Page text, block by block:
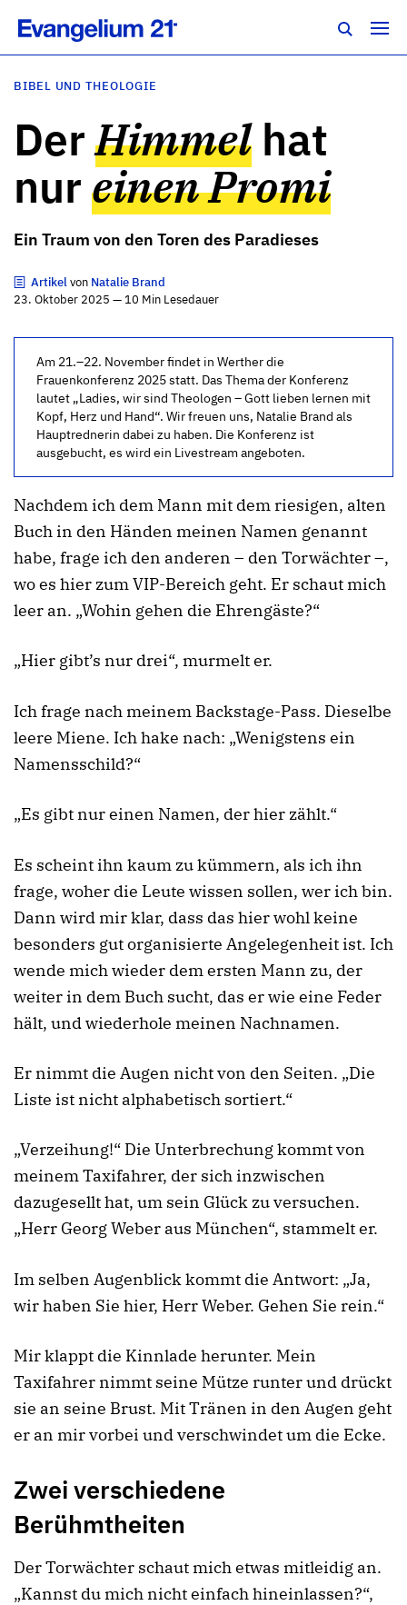
BIBEL UND THEOLOGIE
DerHimmelhat
nureinen Promi
Ein Traum von den Toren des Paradieses
Artikelvon Natalie Brand
23. Oktober 2025 — 10 Min Lesedauer
Am 21.–22. November findet in Werther die
Frauenkonferenz 2025 statt. Das Thema der Konferenz
lautet „Ladies, wir sind Theologen – Gott lieben lernen mit
Kopf, Herz und Hand“. Wir freuen uns, Natalie Brand als
Hauptrednerin dabei zu haben. Die Konferenz ist
ausgebucht, es wird ein Livestream angeboten.
Nachdem ich dem Mann mit dem riesigen, alten
Buch in den Händen meinen Namen genannt
habe, frage ich den anderen – den Torwächter –,
wo es hier zum VIP-Bereich geht. Er schaut mich
leer an. „Wohin gehen die Ehrengäste?“
„Hier gibt’s nur drei“, murmelt er.
Ich frage nach meinem Backstage-Pass. Dieselbe
leere Miene. Ich hake nach: „Wenigstens ein
Namensschild?“
„Es gibt nur einen Namen, der hier zählt.“
Es scheint ihn kaum zu kümmern, als ich ihn
frage, woher die Leute wissen sollen, wer ich bin.
Dann wird mir klar, dass das hier wohl keine
besonders gut organisierte Angelegenheit ist. Ich
wende mich wieder dem ersten Mann zu, der
weiter in dem Buch sucht, das er wie eine Feder
hält, und wiederhole meinen Nachnamen.
Er nimmt die Augen nicht von den Seiten. „Die
Liste ist nicht alphabetisch sortiert.“
„Verzeihung!“ Die Unterbrechung kommt von
meinem Taxifahrer, der sich inzwischen
dazugesellt hat, um sein Glück zu versuchen.
„Herr Georg Weber aus München“, stammelt er.
Im selben Augenblick kommt die Antwort: „Ja,
wir haben Sie hier, Herr Weber. Gehen Sie rein.“
Mir klappt die Kinnlade herunter. Mein
Taxifahrer nimmt seine Mütze runter und drückt
sie an seine Brust. Mit Tränen in den Augen geht
er an mir vorbei und verschwindet um die Ecke.
Zwei verschiedene
Berühmtheiten
Der Torwächter schaut mich etwas mitleidig an.
„Kannst du mich nicht einfach hineinlassen?“,